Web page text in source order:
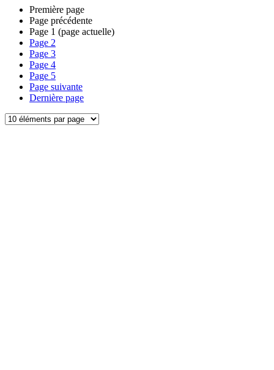
Première page
Page précédente
Page 1 (page actuelle)
Page 2
Page 3
Page 4
Page 5
Page suivante
Dernière page